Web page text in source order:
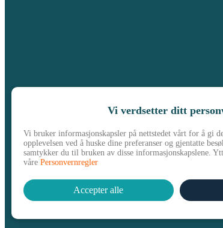
Vi verdsetter ditt
Vi bruker informasjonskapsler på nettstedet vårt for å gi
opplevelsen ved å huske dine preferanser og gjentatte
samtykker du til bruken av disse informasjonskapslene.
våre Personvernregler
Accepter alle